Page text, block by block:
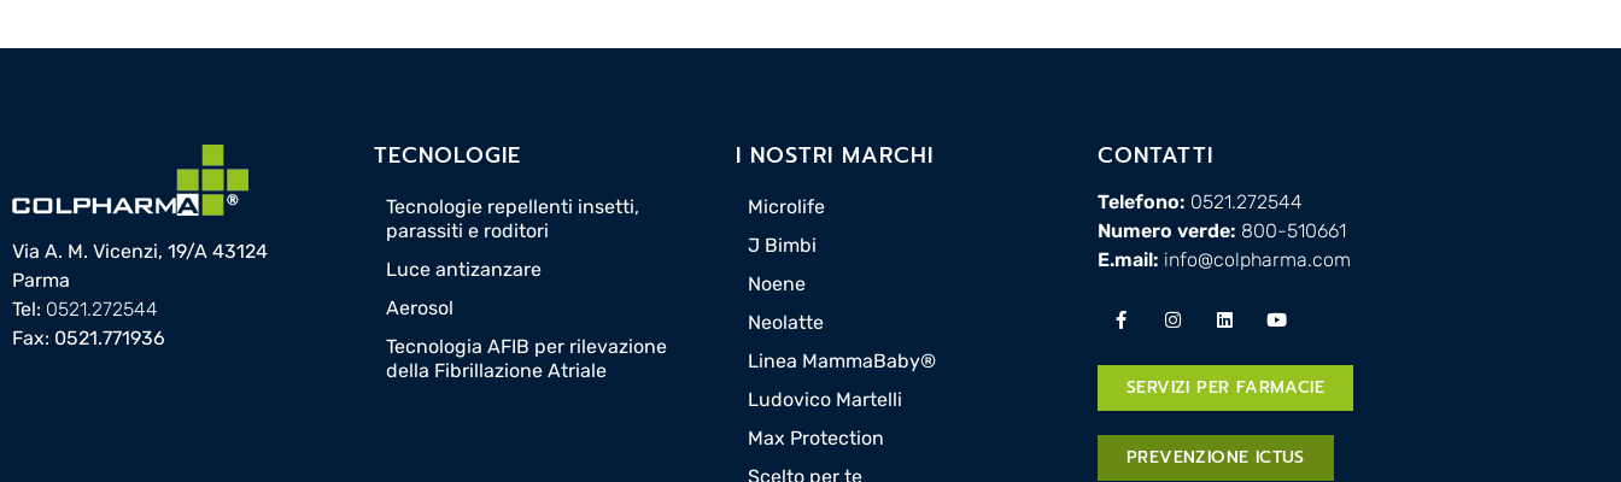
Via A. M. Vicenzi, 19/A 43124
Parma
Tel: 0521.272544
Fax: 0521.771936
TECNOLOGIE
Tecnologie repellenti insetti,
parassiti e roditori
Luce antizanzare
Aerosol
Tecnologia AFIB per rilevazione
della Fibrillazione Atriale
I NOSTRI MARCHI
Microlife
J Bimbi
Noene
Neolatte
Linea MammaBaby®
Ludovico Martelli
Max Protection
Scelto per te
CONTATTI
Telefono: 0521.272544
Numero verde: 800-510661
E.mail: info@colpharma.com
SERVIZI PER FARMACIE
PREVENZIONE ICTUS